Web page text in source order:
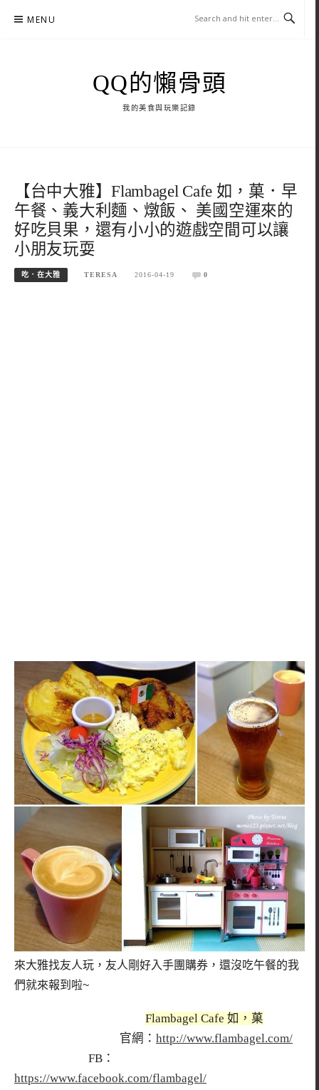
MENU
QQ的懶骨頭
我的美食與玩樂記錄
【台中大雅】Flambagel Cafe 如，菓．早
午餐、義大利麵、燉飯、 美國空運來的
好吃貝果，還有小小的遊戲空間可以讓
小朋友玩耍
吃．在大雅 TERESA 2016-04-19 0
來大雅找友人玩，友人剛好入手團購券，還沒吃午餐的我
們就來報到啦~
Flambagel Cafe 如，菓
官網： http://www.flambagel.com/
FB：
https://www.facebook.com/flambagel/